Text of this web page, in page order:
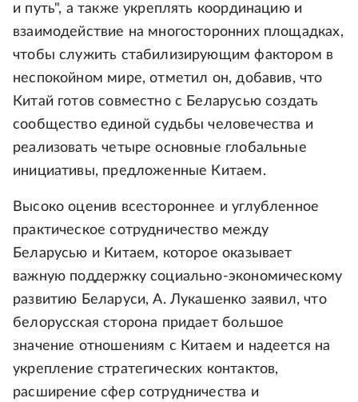
и путь", а также укреплять координацию и
взаимодействие на многосторонних площадках,
чтобы служить стабилизирующим фактором в
неспокойном мире, отметил он, добавив, что
Китай готов совместно с Беларусью создать
сообщество единой судьбы человечества и
реализовать четыре основные глобальные
инициативы, предложенные Китаем.
Высоко оценив всестороннее и углубленное
практическое сотрудничество между
Беларусью и Китаем, которое оказывает
важную поддержку социально-экономическому
развитию Беларуси, А. Лукашенко заявил, что
белорусская сторона придает большое
значение отношениям с Китаем и надеется на
укрепление стратегических контактов,
расширение сфер сотрудничества и